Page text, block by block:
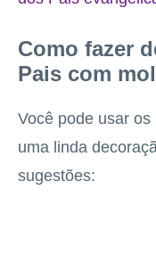
Como fazer
Pais com
Você pode usar
uma linda
sugestões: